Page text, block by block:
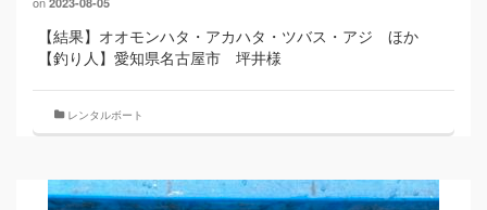
【結果】オオモンハタ・アカハタ・ツバス・アジ ほか
【釣り人】愛知県名古屋市 坪井様
レンタルボート